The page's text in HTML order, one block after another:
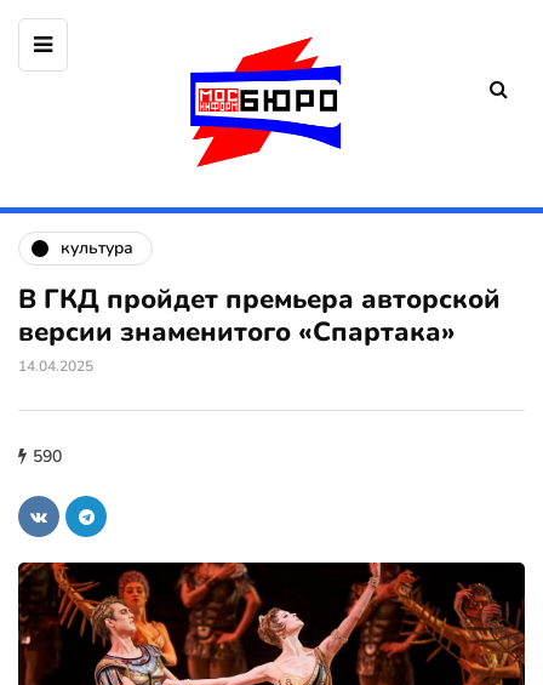
культура
В ГКД пройдет премьера авторской
версии знаменитого «Спартака»
14.04.2025
590